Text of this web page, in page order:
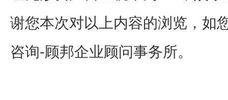
谢您本次对以上内容的浏览，如
咨询-顾邦企业顾问事务所。